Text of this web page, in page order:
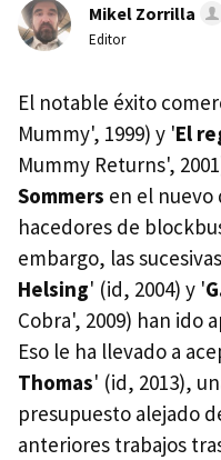
Mikel Zorrilla
Editor
El notable éxito
Mummy', 1999) y 'El
Mummy Returns',
Sommers en el
hacedores de
embargo, las
Helsing' (id, 2004) y '
Cobra', 2009) han ido
Eso le ha llevado a
Thomas' (id, 2013),
presupuesto alejado
anteriores trabajos